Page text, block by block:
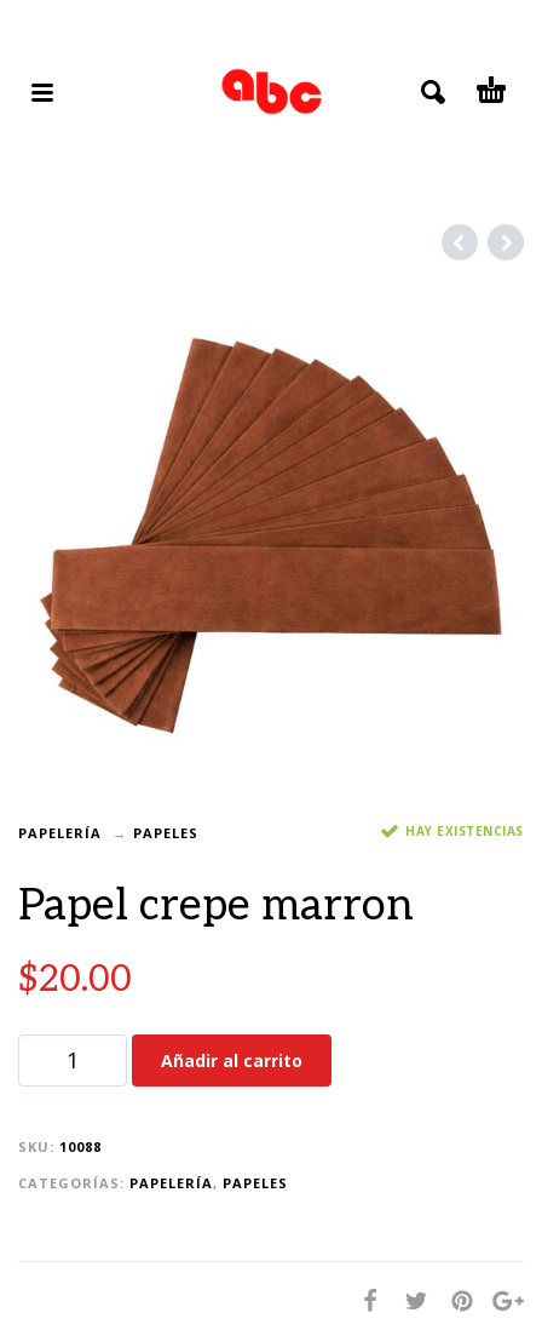
PAPELERÍA PAPELES HAY EXISTENCIAS
Papel crepe marron
$20.00
Añadir al carrito
SKU: 10088
CATEGORÍAS: PAPELERÍA, PAPELES